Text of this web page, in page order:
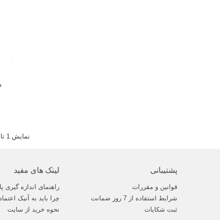
نمایش 1 تا 19 از 19 مورد
پشتیبانی
قوانین و مقررات
شرایط استفاده از 7 روز ضمانت
ثبت شکایات
لینک های مفید
راهنمای اندازه گیری پا
چرا باید به آنیک
نحوه خرید از سایت